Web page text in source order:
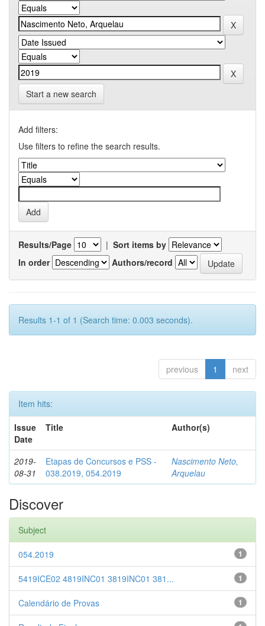
Start a new search
Add filters:
Use filters to refine the search results.
Results/Page | Sort items by
In order
Authors/record
Results 1-1 of 1 (Search time: 0.003 seconds).
previous 1 next
Item hits:
Issue
Date
Title Author(s)
2019-
08-31
Etapas de Concursos e PSS -
038.2019, 054.2019
Nascimento Neto,
Arquelau
Discover
Subject
1
054.2019
1
5419ICE02 4819INC01 3819INC01 381...
1
Calendário de Provas